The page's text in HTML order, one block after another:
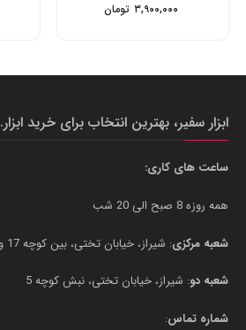
تومان
ابزار سفیر، بهترین انتخاب برای خرید ابزار.
ساعت های کاری:
همه روزه 8 صبح الی 20 شب
شعبه مرکزی: شیراز، خیابان تختی، بین کوچه 17 و 19 هایپرابزار سفیر
شعبه دو: شیراز، خیابان تختی، نبش کوچه 5
شماره تماس: